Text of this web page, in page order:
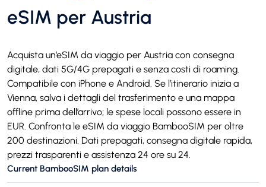
eSIM per Austria
Acquista un’eSIM da viaggio per Austria con consegna
digitale, dati 5G/4G prepagati e senza costi di roaming.
Compatibile con iPhone e Android. Se l’itinerario inizia a
Vienna, salva i dettagli del trasferimento e una mappa
offline prima dell’arrivo; le spese locali possono essere in
EUR. Confronta le eSIM da viaggio BambooSIM per oltre
200 destinazioni. Dati prepagati, consegna digitale rapida,
prezzi trasparenti e assistenza 24 ore su 24.
Current BambooSIM plan details